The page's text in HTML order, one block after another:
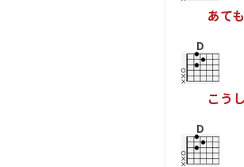
あても
D
こ う し
D